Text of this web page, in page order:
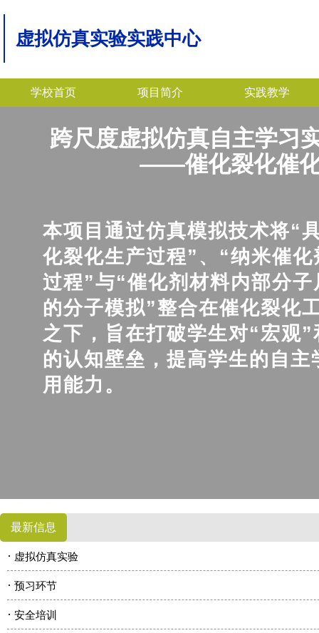
虚拟仿真实验实践中心
学校首页 项目简介 实践教学
跨尺度虚拟仿真自主学习
——催化裂化催化剂
本项目通过仿真模拟技术将“
化裂化生产过程”、“纳米催
过程”与“催化剂材料内部分
的分子模拟”整合在催化裂化
之下，旨在打破学生对“宏观
的认知壁垒，提高学生的自主
用能力。
最新信息
· 虚拟仿真实验
· 预习环节
· 安全培训